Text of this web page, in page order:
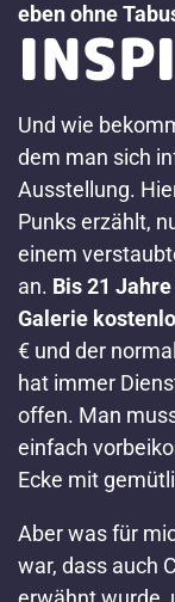
eben ohne
Und wie
dem man sich
Ausstellung.
Punks erzählt,
einem
an. Bis 21
Galerie
€ und der
hat immer
offen. Man
einfach
Ecke mit
Aber was für
war, dass auch